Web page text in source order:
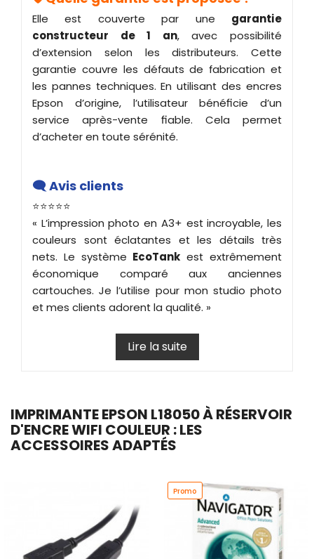
Elle est couverte par une garantie
constructeur de 1 an, avec possibilité
d’extension selon les distributeurs. Cette
garantie couvre les défauts de fabrication et
les pannes techniques. En utilisant des encres
Epson d’origine, l’utilisateur bénéficie d’un
service après-vente fiable. Cela permet
d’acheter en toute sérénité.
🗨️ Avis clients
⭐⭐⭐⭐⭐
« L’impression photo en A3+ est incroyable, les
couleurs sont éclatantes et les détails très
nets. Le système EcoTank est extrêmement
économique comparé aux anciennes
cartouches. Je l’utilise pour mon studio photo
et mes clients adorent la qualité. »
Lire la suite
IMPRIMANTE EPSON L18050 À RÉSERVOIR
D'ENCRE WIFI COULEUR : LES
ACCESSOIRES ADAPTÉS
Promo